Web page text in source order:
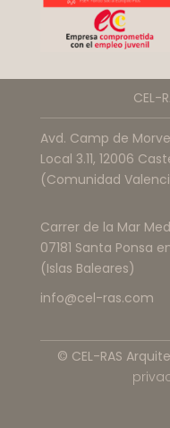
CEL-
Avd. Camp de
Local 3.11, 12006
(Comunidad
Carrer de la Mar
07181 Santa Ponsa
(Islas Baleares)
info@cel-ras.com
© CEL-RAS